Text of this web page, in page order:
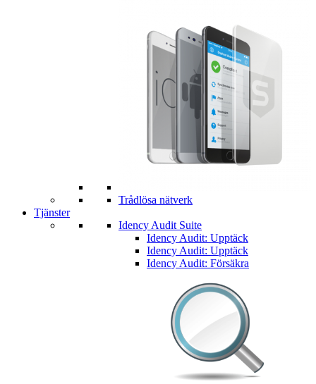
Trådlösa nätverk
Tjänster
Idency Audit Suite
Idency Audit: Upptäck
Idency Audit: Upptäck
Idency Audit: Försäkra